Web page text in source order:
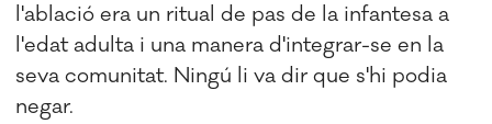
l'ablació era un ritual de pas de la infantesa a
l'edat adulta i una manera d'integrar-se en la
seva comunitat. Ningú li va dir que s'hi podia
negar.